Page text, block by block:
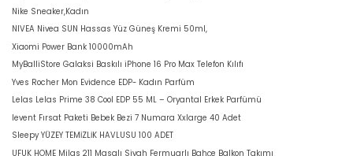
Nike Sneaker,Kadın
NIVEA Nivea SUN Hassas Yüz Güneş Kremi 50ml,
Xiaomi Power Bank 10000mAh
MyBalliStore Galaksi Baskılı iPhone 16 Pro Max Telefon Kılıfı
Yves Rocher Mon Evidence EDP- Kadın Parfüm
Lelas Lelas Prime 38 Cool EDP 55 ML – Oryantal Erkek Parfümü
levent Fırsat Paketi Bebek Bezi 7 Numara Xxlarge 40 Adet
Sleepy YÜZEY TEMİZLİK HAVLUSU 100 ADET
UFUK HOME Milas 211 Masalı Siyah Fermuarlı Bahçe Balkon Takımı